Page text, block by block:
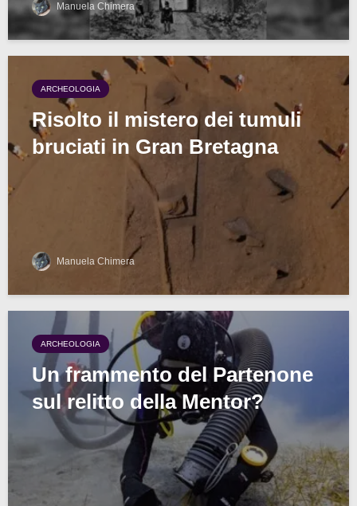
Manuela Chimera
ARCHEOLOGIA
Risolto il mistero dei tumuli
bruciati in Gran Bretagna
Manuela Chimera
ARCHEOLOGIA
Un frammento del Partenone
sul relitto della Mentor?